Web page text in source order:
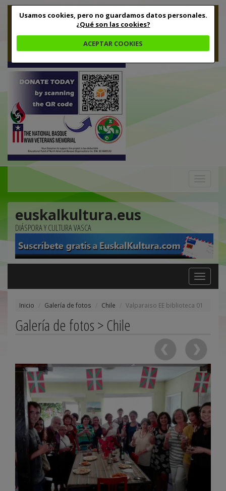
Usamos cookies, pero no guardamos datos personales.
¿Qué son las cookies?
ACEPTAR COOKIES
euskalkultura.eus
DIÁSPORA Y CULTURA VASCA
Toggle
navigation
Inicio Galería de fotos Chile Valparaiso EE biblioteca 01
Galería de fotos > Chile